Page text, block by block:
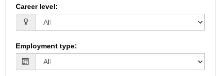
Career level:
Employment type: